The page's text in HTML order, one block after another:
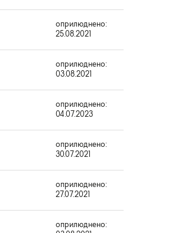
оприлюднено:
25.08.2021
оприлюднено:
03.08.2021
оприлюднено:
04.07.2023
оприлюднено:
30.07.2021
оприлюднено:
27.07.2021
оприлюднено: